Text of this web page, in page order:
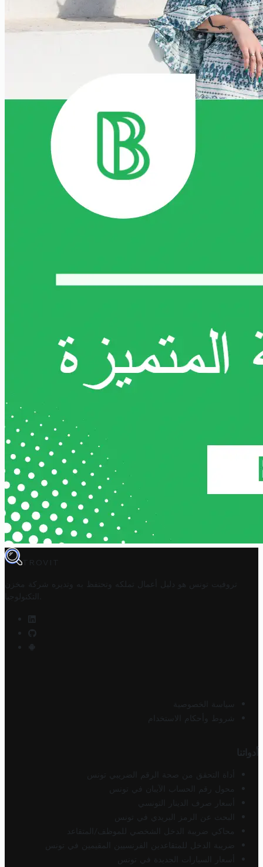
TROVIT
تروفيت تونس هو دليل أعمال تملكه وتحتفظ به وتديره
شركة مخزن
التكنولوجيا
سياسة الخصوصية
شروط وأحكام الاستخدام
أدواتنا
أداة التحقق من صحة الرقم الضريبي تونس
محول رقم الحساب الآيبان في تونس
أسعار صرف الدينار التونسي
البحث عن الرمز البريدي في تونس
محاكي ضريبة الدخل الشخصي للموظف/المتقاعد
ضريبة الدخل للمتقاعدين الفرنسيين المقيمين في تونس
أسعار السيارات الجديدة في تونس